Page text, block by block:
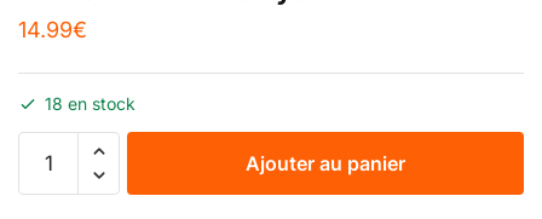
14.99€
18 en stock
Ajouter au panier